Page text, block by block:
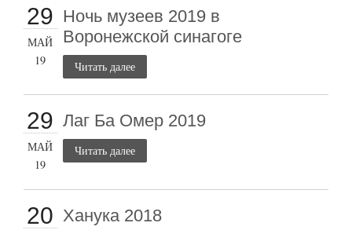
29
МАЙ
19
Ночь музеев 2019 в
Воронежской синагоге
Читать далее
29
МАЙ
19
Лаг Ба Омер 2019
Читать далее
20 Ханука 2018